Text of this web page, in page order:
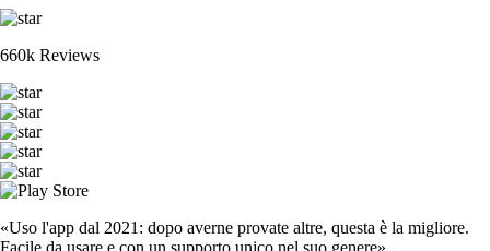
660k Reviews
«Uso l'app dal 2021: dopo averne provate altre, questa è la migliore.
Facile da usare e con un supporto unico nel suo genere».